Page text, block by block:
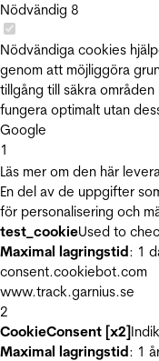
Nödvändig 8
Nödvändiga cookies
genom att möjliggöra
tillgång till säkra
fungera optimalt utan
Google
1
Läs mer om den här
En del av de uppgifter
för personalisering och
test_cookieUsed to
Maximal lagringstid: 1
consent.cookiebot.com
www.track.garnius.se
2
CookieConsent [x2]
Maximal lagringstid: 1